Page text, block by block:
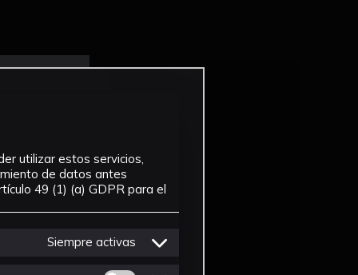
utilizar estos servicios,
de datos antes
49 (1) (a) GDPR para el
Siempre activas